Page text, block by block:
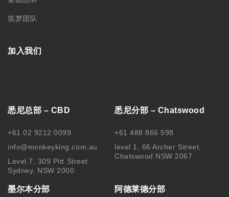
筑梦团队
加入我们
悉尼总部 – CBD
+61 02 9212 0099
info@monkeyking.com.au
Level 7, 309 Pitt Street
Sydney, NSW 2000
悉尼分部 – Chatswood
+61 488 866 598
level 1, 66 Archer Street,
Chatswood NSW 2067
墨尔本分部 阿德莱德分部